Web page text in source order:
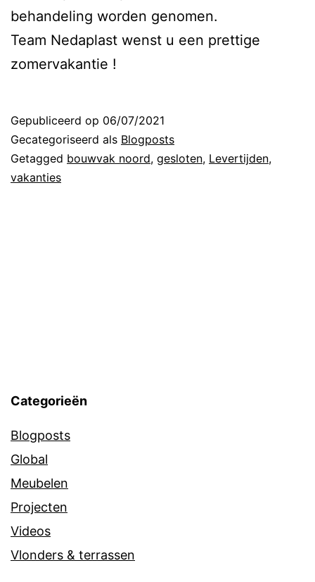
behandeling worden genomen.
Team Nedaplast wenst u een prettige
zomervakantie !
Gepubliceerd op 06/07/2021
Gecategoriseerd als Blogposts
Getagged bouwvak noord, gesloten, Levertijden,
vakanties
Categorieën
Blogposts
Global
Meubelen
Projecten
Videos
Vlonders & terrassen